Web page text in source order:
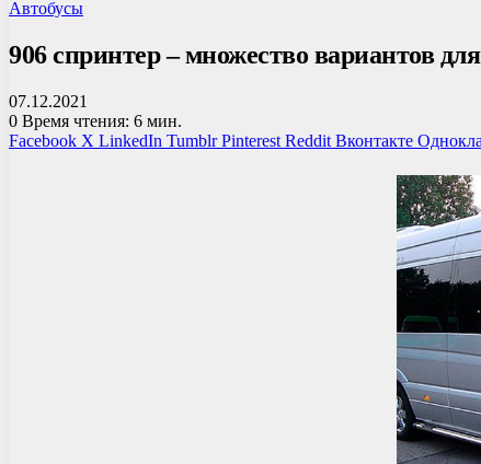
Автобусы
906 спринтер – множество вариантов
07.12.2021
0 Время чтения: 6 мин.
Facebook X LinkedIn Tumblr Pinterest Reddit Вконтакте